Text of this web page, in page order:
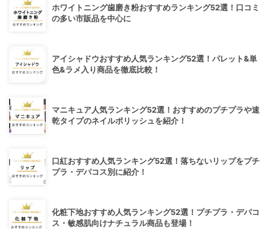
ホワイトニング歯磨き粉おすすめランキング52選！口コミ
の多い市販品を中心に
アイシャドウおすすめ人気ランキング52選！パレット&単
色&ラメ入り商品を徹底比較！
マニキュア人気ランキング52選！おすすめのプチプラや速
乾タイプのネイルポリッシュを紹介！
口紅おすすめ人気ランキング52選！落ちないリップをプチ
プラ・デパコス別に紹介！
化粧下地おすすめ人気ランキング52選！プチプラ・デパコ
ス・敏感肌向けナチュラル商品も登場！